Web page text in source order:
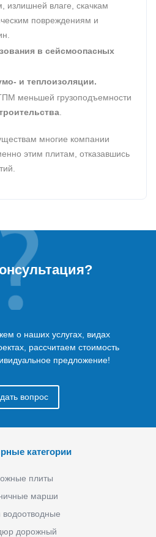
излишней влаге, скачкам
повреждениям и
в сейсмоопасных
и теплоизоляции.
меньшей грузоподъемности
многие компании
этим плитам, отказавшись
о наших услугах, видах
рассчитаем стоимость
предложение!
вопрос
категории
плиты
марши
водоотводные
дорожный